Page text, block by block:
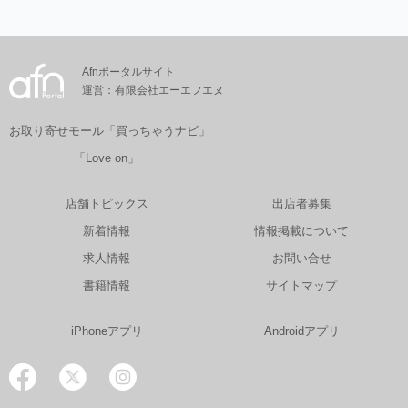
Afnポータルサイト
運営：有限会社エーエフエヌ
お取り寄せモール「買っちゃうナビ」
「Love on」
店舗トピックス
新着情報
求人情報
書籍情報
出店者募集
情報掲載について
お問い合せ
サイトマップ
iPhoneアプリ Androidアプリ